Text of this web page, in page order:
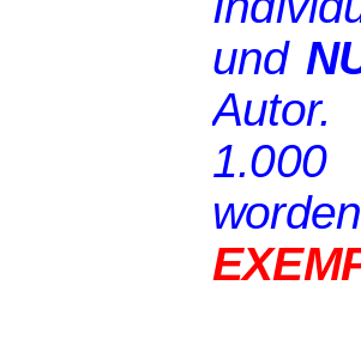
und
Autor.
1.000